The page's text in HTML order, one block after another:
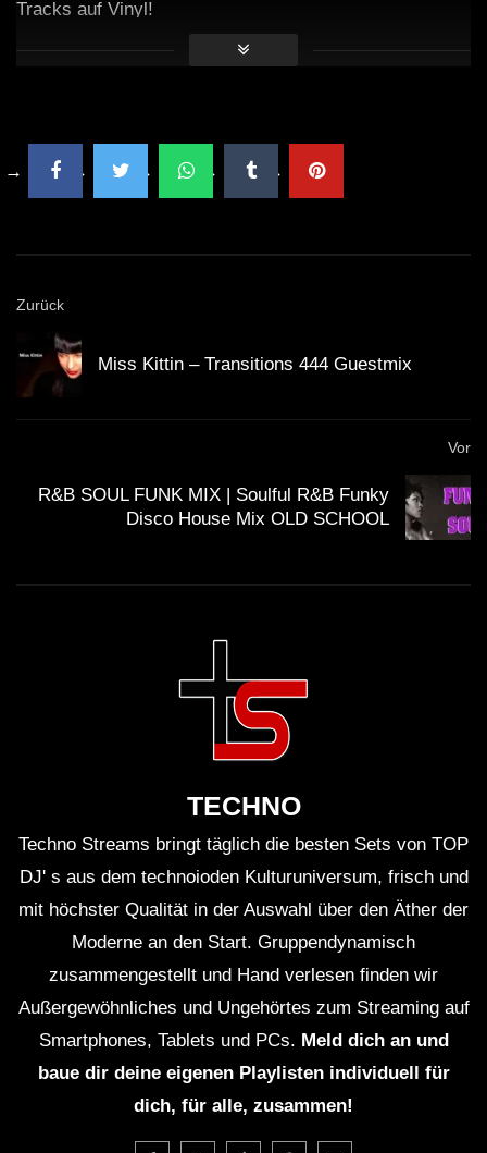
Tracks auf Vinyl!
Zurück
Miss Kittin – Transitions 444 Guestmix
Vor
R&B SOUL FUNK MIX | Soulful R&B Funky
Disco House Mix OLD SCHOOL
TECHNO
Techno Streams bringt täglich die besten Sets von TOP
DJ' s aus dem technoioden Kulturuniversum, frisch und
mit höchster Qualität in der Auswahl über den Äther der
Moderne an den Start. Gruppendynamisch
zusammengestellt und Hand verlesen finden wir
Außergewöhnliches und Ungehörtes zum Streaming auf
Smartphones, Tablets und PCs. Meld dich an und
baue dir deine eigenen Playlisten individuell für
dich, für alle, zusammen!